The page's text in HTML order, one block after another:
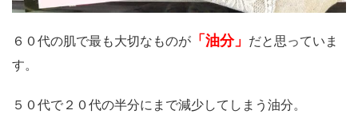
６０代の肌で最も大切なものが 「油分」 だと思っていま
す。
５０代で２０代の半分にまで減少してしまう油分。